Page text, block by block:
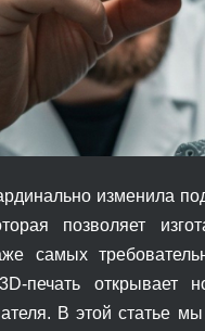
изменила
позволяет
самых
печать открывает
В этой статье